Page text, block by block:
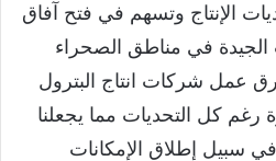
الإنتاج وتسهم في فتح آفاق
الجيدة في مناطق الصحراء
عمل شركات انتاج البترول
رغم كل التحديات مما يجعلنا
في سبيل إطلاق الإمكانات